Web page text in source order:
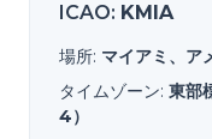
ICAO: KMIA
場所: マイアミ、ア
タイムゾーン: 東部
4）